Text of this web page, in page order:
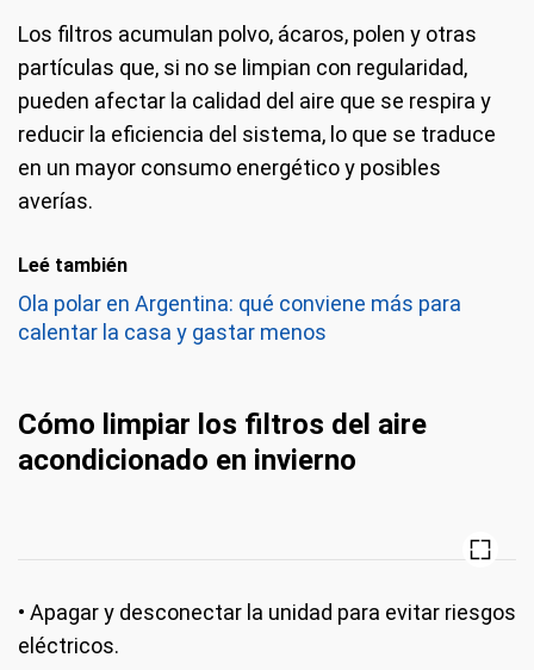
Los filtros acumulan polvo, ácaros, polen y otras
partículas que, si no se limpian con regularidad,
pueden afectar la calidad del aire que se respira y
reducir la eficiencia del sistema, lo que se traduce
en un mayor consumo energético y posibles
averías.
Leé también
Ola polar en Argentina: qué conviene más para
calentar la casa y gastar menos
Cómo limpiar los filtros del aire
acondicionado en invierno
• Apagar y desconectar la unidad para evitar riesgos
eléctricos.